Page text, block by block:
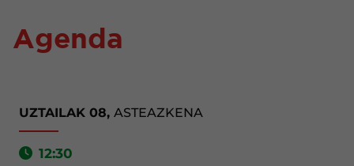
Agenda
UZTAILAK 08, ASTEAZKENA
12:30